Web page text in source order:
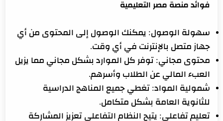
فوائد منصة مصر التعليمية
سهولة الوصول: يمكنك الوصول إلى المحتوى من أي
جهاز متصل بالإنترنت في أي وقت.
محتوى مجاني: توفر كل الموارد بشكل مجاني مما يزيل
العبء المالي عن الطلاب وأسرهم.
شمولية المواد: تغطي جميع المناهج الدراسية
للثانوية العامة بشكل متكامل.
تعليم تفاعلي: يتيح النظام التفاعلي تعزيز المشاركة